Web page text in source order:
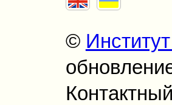
©